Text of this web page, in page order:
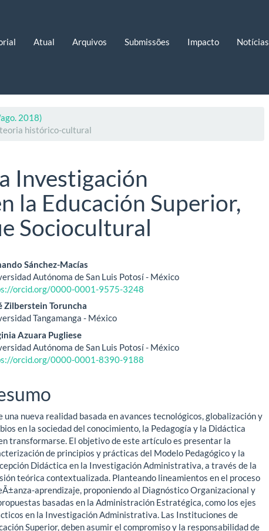
Atual Arquivos Submissões Impacto Notícias
2018)
histórico-cultural
Investigación
la Educación Superior,
Sociocultural
Sánchez-Macías
Autónoma de San Luis Potosí - México
orcid.org/0000-0001-9575-3248
Zilberstein Toruncha
Tangamanga - México
Azuara Pugliese
Autónoma de San Luis Potosí - México
orcid.org/0000-0001-8390-9188
una nueva realidad basada en avances tecnológicos, globalización y
en la sociedad del conocimiento, la Pedagogía y la Didáctica
transformarse. El objetivo de este artículo es presentar la
de principios y prácticas del Modelo Pedagógico y la
Didáctica en la Investigación Administrativa, a través de la
teórica contextualizada. Planteando lineamientos en el proceso
aprendizaje, proponiendo al Diagnóstico Organizacional y
basadas en la Administración Estratégica, como los ejes
en la Investigación Administrativa. Las Instituciones de
Superior, deben asumir el compromiso y la responsabilidad de